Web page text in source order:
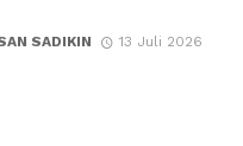
SADIKIN 13 Juli 2026